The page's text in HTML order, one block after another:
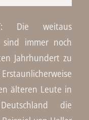
Die weitaus
sind immer noch
Jahrhundert zu
älteren Leute in
die